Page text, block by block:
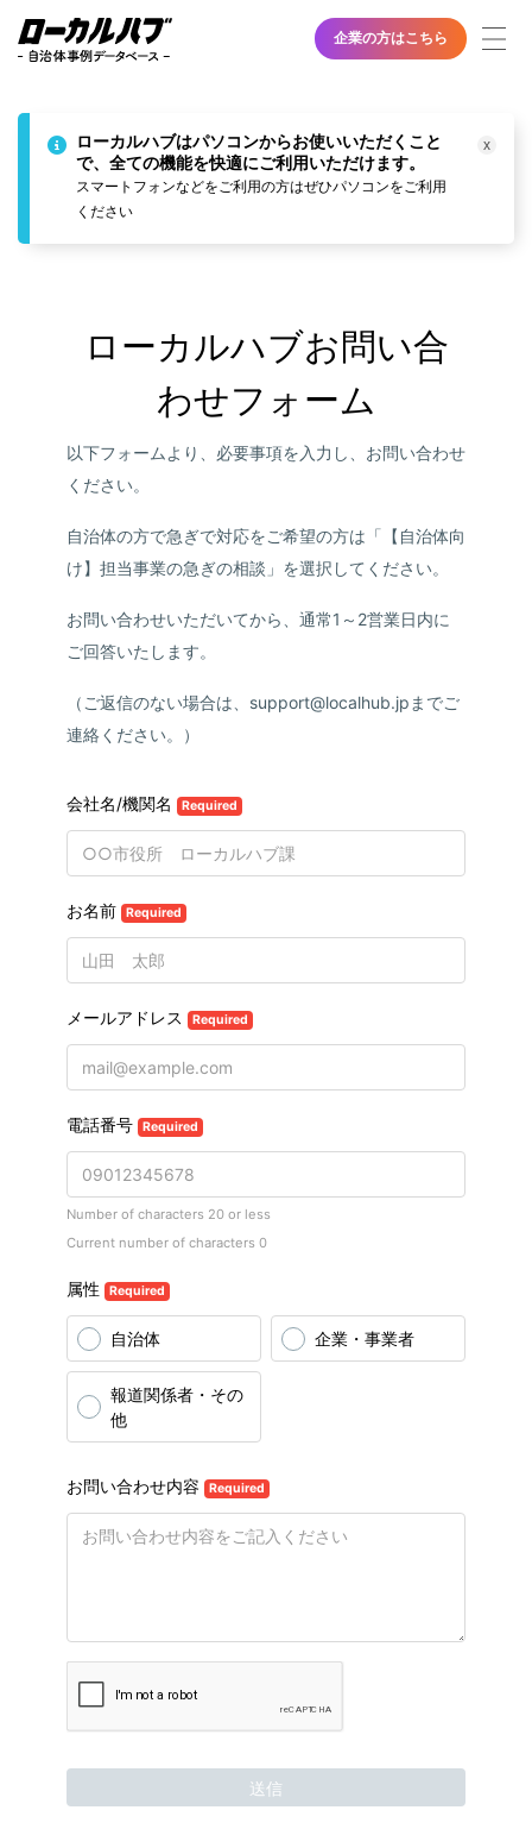
企業の方はこちら
ローカルハブはパソコンからお使いいただくこと
で、全ての機能を快適にご利 用いただけます。
スマートフォンなどをご利用の方はぜひパソコ ンをご利 用
くださ い
x